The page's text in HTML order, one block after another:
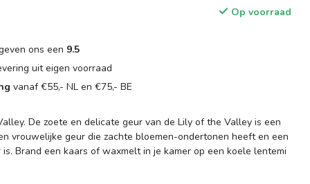
Op voorraad
ons een 9.5
uit eigen voorraad
vanaf €55,- NL en €75,- BE
De zoete en delicate geur van de Lily of the Valley is een
vrouwelijke geur die zachte bloemen-ondertonen heeft en een
is. Brand een kaars of waxmelt in je kamer op een koele lentemi